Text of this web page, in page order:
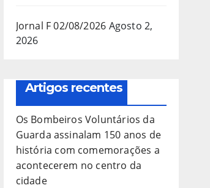
Jornal F 02/08/2026 Agosto 2,
2026
Artigos recentes
Os Bombeiros Voluntários da
Guarda assinalam 150 anos de
história com comemorações a
acontecerem no centro da
cidade